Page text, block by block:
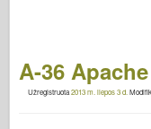
A-36
Užregistruota2013 m. liepos 3 d.